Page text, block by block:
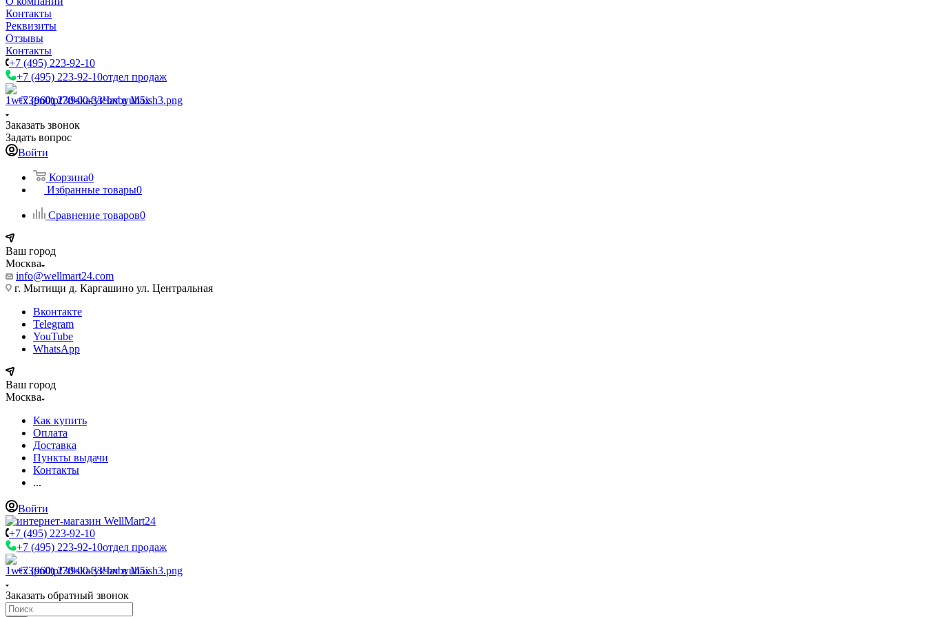
Контакты
Реквизиты
Отзывы
Контакты
+7 (495) 223-92-10
+7 (495) 223-92-10отдел продаж
+7 (960) 230-00-33Чат в Max
Заказать звонок
Задать вопрос
Войти
Корзина0
Избранные товары0
Сравнение товаров0
Ваш город
Москва
info@wellmart24.com
г. Мытищи д. Каргашино ул. Центральная
Вконтакте
Telegram
YouTube
WhatsApp
Ваш город
Москва
Как купить
Оплата
Доставка
Пункты выдачи
Контакты
...
Войти
+7 (495) 223-92-10
+7 (495) 223-92-10отдел продаж
+7 (960) 230-00-33Чат в Max
Заказать обратный звонок